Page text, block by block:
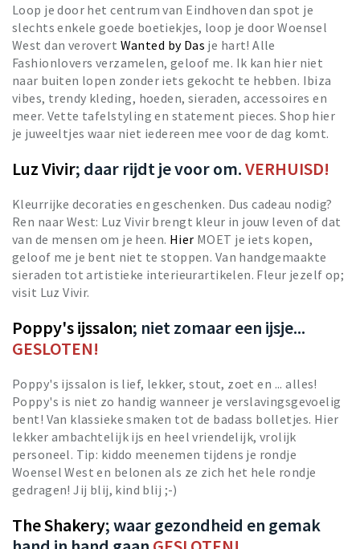
Loop je door het centrum van Eindhoven dan spot je
slechts enkele goede boetiekjes, loop je door Woensel
West dan verovert Wanted by Das je hart! Alle
Fashionlovers verzamelen, geloof me. Ik kan hier niet
naar buiten lopen zonder iets gekocht te hebben. Ibiza
vibes, trendy kleding, hoeden, sieraden, accessoires en
meer. Vette tafelstyling en statement pieces. Shop hier
je juweeltjes waar niet iedereen mee voor de dag komt.
Luz Vivir; daar rijdt je voor om.VERHUISD!
Kleurrijke decoraties en geschenken. Dus cadeau nodig?
Ren naar West: Luz Vivir brengt kleur in jouw leven of dat
van de mensen om je heen. Hier MOET je iets kopen,
geloof me je bent niet te stoppen. Van handgemaakte
sieraden tot artistieke interieurartikelen. Fleur jezelf op;
visit Luz Vivir.
Poppy's ijssalon; niet zomaar een ijsje...
GESLOTEN!
Poppy's ijssalon is lief, lekker, stout, zoet en ... alles!
Poppy's is niet zo handig wanneer je verslavingsgevoelig
bent! Van klassieke smaken tot de badass bolletjes. Hier
lekker ambachtelijk ijs en heel vriendelijk, vrolijk
personeel. Tip: kiddo meenemen tijdens je rondje
Woensel West en belonen als ze zich het hele rondje
gedragen! Jij blij, kind blij ;-)
The Shakery; waar gezondheid en gemak